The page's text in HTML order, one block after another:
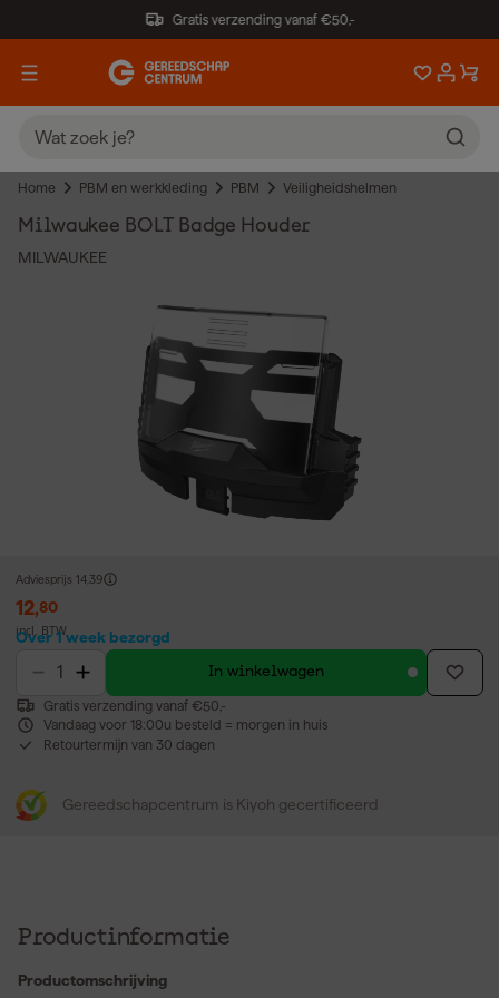
Gratis verzending vanaf €50,-
Home PBM en werkkleding PBM Veiligheidshelmen
Milwaukee BOLT Badge Houder
MILWAUKEE
Adviesprijs 14,39
12,80
incl. BTW
Over 1 week bezorgd
In winkelwagen
Gratis verzending vanaf €50,-
Vandaag voor 18:00u besteld = morgen in huis
Retourtermijn van 30 dagen
Gereedschapcentrum is Kiyoh gecertificeerd
Productinformatie
Productomschrijving